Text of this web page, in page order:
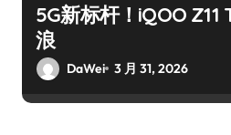
5G新标杆！iQOO Z11
浪
DaWei 3 月 31, 2026